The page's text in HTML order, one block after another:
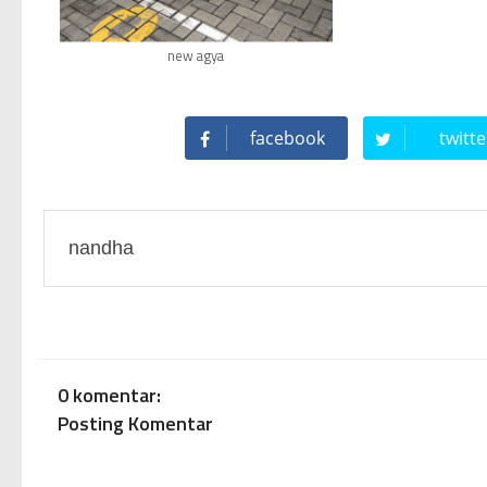
new agya
facebook
nandha
0 komentar:
Posting Komentar